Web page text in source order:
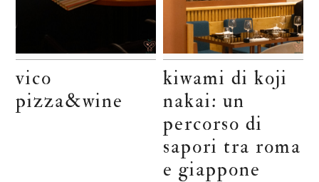
vico
pizza&wine
kiwami di koji
nakai: un
percorso di
sapori tra roma
e giappone